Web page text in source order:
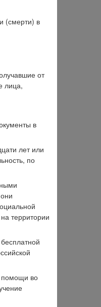
(смерти) в
от
лица,
в
лет или
по
территории
помощи во